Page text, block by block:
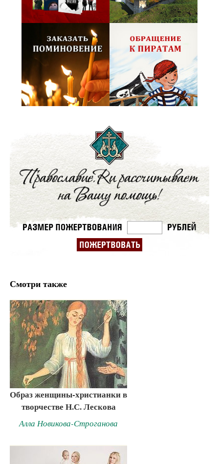
Смотри также
Образ женщины-христианки в
творчестве Н.С. Лескова
Алла Новикова-Строганова